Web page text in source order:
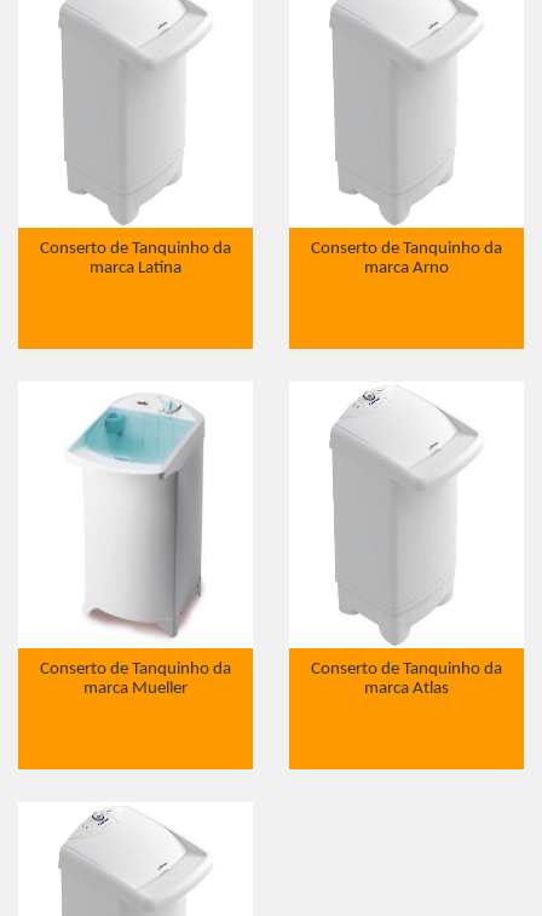
Conserto de Tanquinho da
marca Latina
Conserto de Tanquinho da
marca Arno
Conserto de Tanquinho da
marca Mueller
Conserto de Tanquinho da
marca Atlas